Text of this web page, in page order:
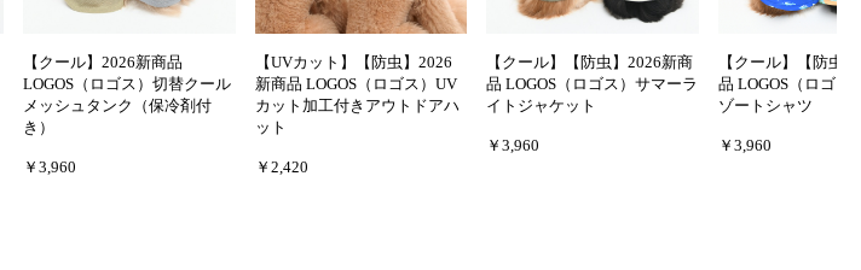
【クール】2026新商品
LOGOS（ロゴス）切替クール
メッシュタンク（保冷剤付
き）
￥3,960
【UVカット】【防虫】2026
新商品 LOGOS（ロゴス）UV
カット加工付きアウトドアハ
ット
￥2,420
【クール】【防虫】2026新商
品 LOGOS（ロゴス）サマーラ
イトジャケット
￥3,960
【クール】【防虫
品 LOGOS（ロゴス
ゾートシャツ
￥3,960